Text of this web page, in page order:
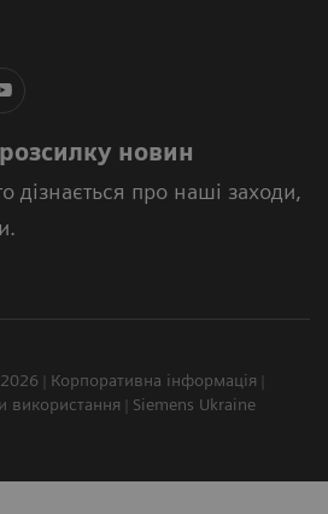
новин
дізнається про наші заходи,
Корпоративна інформація
використання Siemens Ukraine